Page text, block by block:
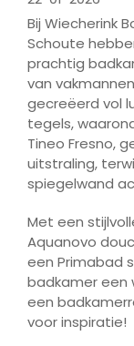
Bij Wiecherink
Schoute
prachtig
van
gecreëerd vol
tegels,
Tineo Fresno,
uitstraling,
spiegelwand
Met een
Aquanovo
een Primabad
badkamer een
een
voor inspiratie!